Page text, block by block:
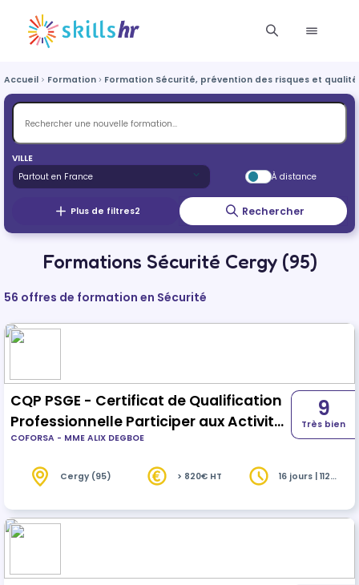
Accueil Formation Formation Sécurité, prévention des risques et qualité
VILLE
À distance
Plus de filtres2 Rechercher
Formations Sécurité Cergy (95)
56 offres de formation en Sécurité
CQP PSGE - Certificat de Qualification
Professionnelle Participer aux Activités
privées de Sécurité des Grands
Événements.
COFORSA - MME ALIX DEGBOE
9
Très bien
Cergy (95) > 820€ HT
16 jours | 112